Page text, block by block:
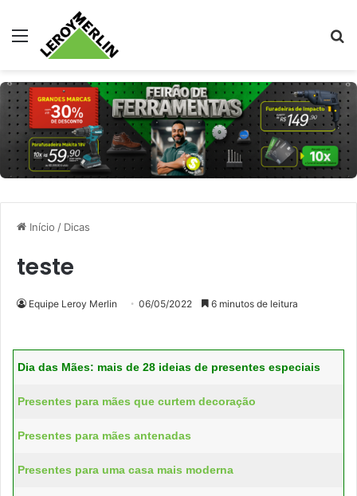
Menu
Início / Dicas
teste
Equipe Leroy Merlin 06/05/2022 6 minutos de leitura
Dia das Mães: mais de 28 ideias de presentes especiais
Presentes para mães que curtem decoração
Presentes para mães antenadas
Presentes para uma casa mais moderna